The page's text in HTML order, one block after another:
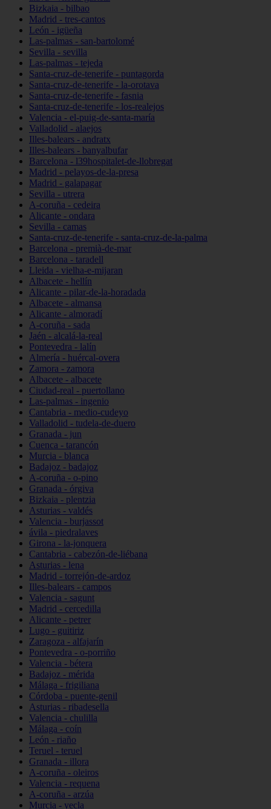
Bizkaia - bilbao
Madrid - tres-cantos
León - igüeña
Las-palmas - san-bartolomé
Sevilla - sevilla
Las-palmas - tejeda
Santa-cruz-de-tenerife - puntagorda
Santa-cruz-de-tenerife - la-orotava
Santa-cruz-de-tenerife - fasnia
Santa-cruz-de-tenerife - los-realejos
Valencia - el-puig-de-santa-maría
Valladolid - alaejos
Illes-balears - andratx
Illes-balears - banyalbufar
Barcelona - l39hospitalet-de-llobregat
Madrid - pelayos-de-la-presa
Madrid - galapagar
Sevilla - utrera
A-coruña - cedeira
Alicante - ondara
Sevilla - camas
Santa-cruz-de-tenerife - santa-cruz-de-la-palma
Barcelona - premià-de-mar
Barcelona - taradell
Lleida - vielha-e-mijaran
Albacete - hellín
Alicante - pilar-de-la-horadada
Albacete - almansa
Alicante - almoradí
A-coruña - sada
Jaén - alcalá-la-real
Pontevedra - lalín
Almería - huércal-overa
Zamora - zamora
Albacete - albacete
Ciudad-real - puertollano
Las-palmas - ingenio
Cantabria - medio-cudeyo
Valladolid - tudela-de-duero
Granada - jun
Cuenca - tarancón
Murcia - blanca
Badajoz - badajoz
A-coruña - o-pino
Granada - órgiva
Bizkaia - plentzia
Asturias - valdés
Valencia - burjassot
ávila - piedralaves
Girona - la-jonquera
Cantabria - cabezón-de-liébana
Asturias - lena
Madrid - torrejón-de-ardoz
Illes-balears - campos
Valencia - sagunt
Madrid - cercedilla
Alicante - petrer
Lugo - guitiriz
Zaragoza - alfajarín
Pontevedra - o-porriño
Valencia - bétera
Badajoz - mérida
Málaga - frigiliana
Córdoba - puente-genil
Asturias - ribadesella
Valencia - chulilla
Málaga - coín
León - riaño
Teruel - teruel
Granada - illora
A-coruña - oleiros
Valencia - requena
A-coruña - arzúa
Murcia - yecla